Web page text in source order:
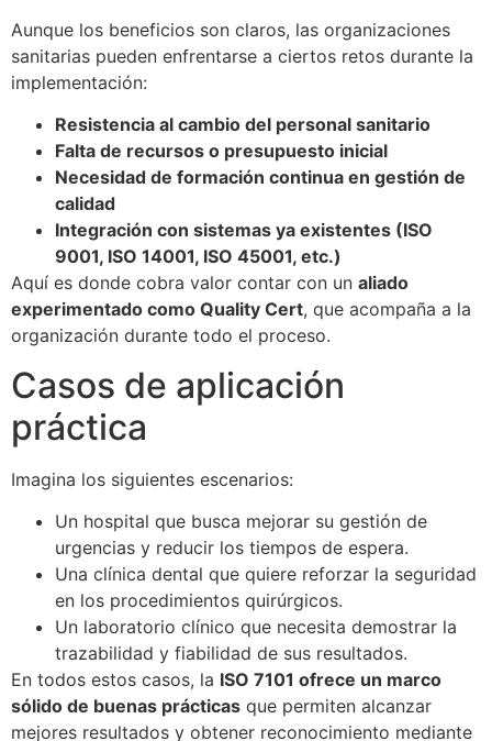
Aunque los beneficios son claros, las organizaciones
sanitarias pueden enfrentarse a ciertos retos durante la
implementación:
Resistencia al cambio del personal sanitario
Falta de recursos o presupuesto inicial
Necesidad de formación continua en gestión de
calidad
Integración con sistemas ya existentes (ISO
9001, ISO 14001, ISO 45001, etc.)
Aquí es donde cobra valor contar con un aliado
experimentado como Quality Cert, que acompaña a la
organización durante todo el proceso.
Casos de aplicación
práctica
Imagina los siguientes escenarios:
Un hospital que busca mejorar su gestión de
urgencias y reducir los tiempos de espera.
Una clínica dental que quiere reforzar la seguridad
en los procedimientos quirúrgicos.
Un laboratorio clínico que necesita demostrar la
trazabilidad y fiabilidad de sus resultados.
En todos estos casos, la ISO 7101 ofrece un marco
sólido de buenas prácticas que permiten alcanzar
mejores resultados y obtener reconocimiento mediante